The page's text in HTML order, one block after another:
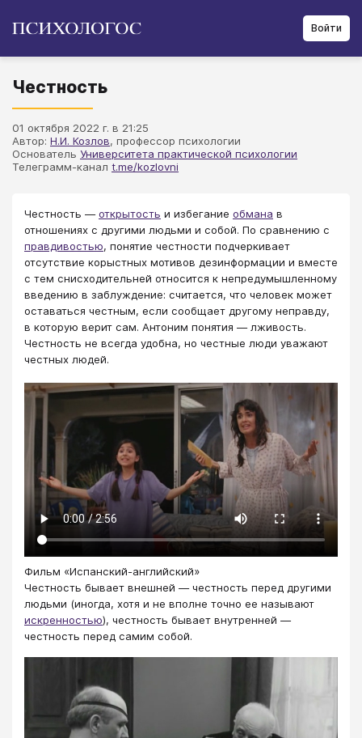
Войти
Честность
01 октября 2022 г. в 21:25
Автор: Н.И. Козлов, профессор психологии
Основатель Университета практической психологии
Телеграмм-канал t.me/kozlovni
​​​​​​​Честность —открытость и избегание обмана в
отношениях с другими людьми и собой. По сравнению с
правдивостью, понятие честности подчеркивает
отсутствие корыстных мотивов дезинформации и вместе
с тем снисходительней относится к непредумышленному
введению в заблуждение: считается, что человек может
оставаться честным, если сообщает другому неправду,
в которую верит сам. Антоним понятия — лживость.
Честность не всегда удобна, но честные люди уважают
честных людей.
Фильм «Испанский-английский»
Честность бывает внешней — честность перед другими
людьми (иногда, хотя и не вполне точно ее называют
искренностью), честность бывает внутренней —
честность перед самим собой.